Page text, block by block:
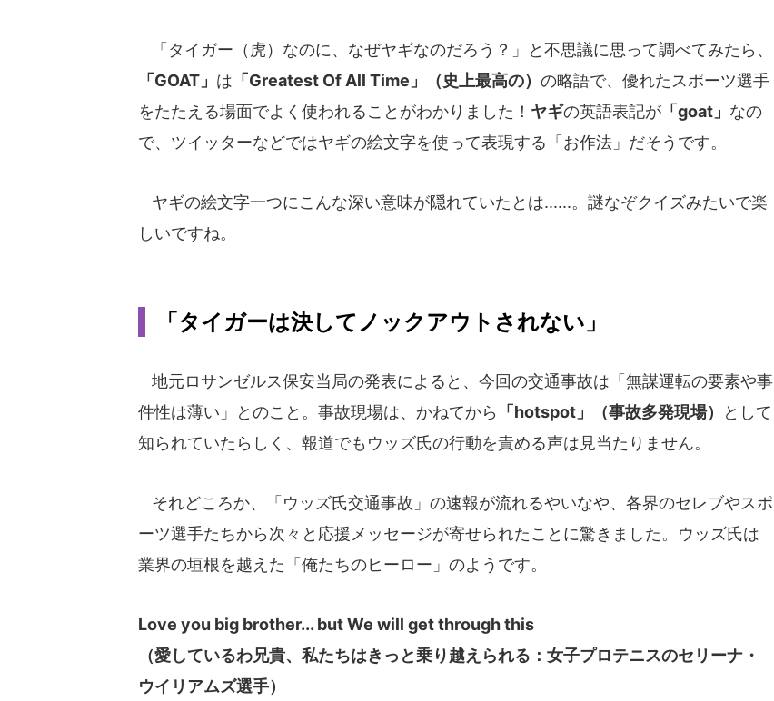
「タイガー（虎）なのに、なぜヤギなのだろう？」と不思議に思って調べてみたら、
「GOAT」 は 「Greatest Of All Time」（史上最高の） の略語で、優れたスポーツ選手
をたたえる場面でよく使われることがわかりました！ ヤギの英語表記が 「goat」 なの
で、ツイッターなどではヤギの絵文字を使って表現する「お作法」だそうです。
ヤギの絵文字一つにこんな深い意味が隠れていたとは......。謎なぞクイズみたいで楽
しいですね。
「タイガーは決してノックアウトされない」
地元ロサンゼルス保安当局の発表によると、今回の交通事故は「無謀運転の要素や事
件性は薄い」とのこと。事故現場は、かねてから
「hotspot」（事故多発現場）
として
知られていたらしく、報道でもウッズ氏の行動を責める声は見当たりません。
それどころか、「ウッズ氏交通事故」の速報が流れるやいなや、各界のセレブやスポ
ーツ選手たちから次々と応援メッセージが寄せられたことに驚きました。ウッズ氏は
業界の垣根を越えた「俺たちのヒーロー」のようです。
Love you big brother... but We will get through this
（愛しているわ兄貴、私たちはきっと乗り越えられる：女子プロテニスのセリーナ・
ウイリアムズ選手）